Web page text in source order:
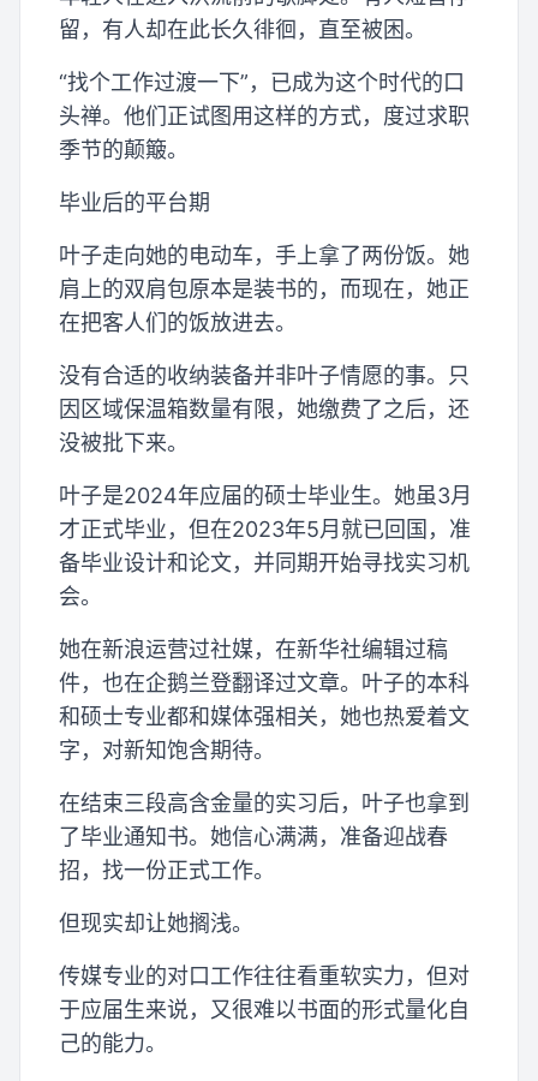
留，有人却在此长久徘徊，直至被困。
“找个工作过渡一下”，已成为这个时代的口
头禅。他们正试图用这样的方式，度过求职
季节的颠簸。
毕业后的平台期
叶子走向她的电动车，手上拿了两份饭。她
肩上的双肩包原本是装书的，而现在，她正
在把客人们的饭放进去。
没有合适的收纳装备并非叶子情愿的事。只
因区域保温箱数量有限，她缴费了之后，还
没被批下来。
叶子是2024年应届的硕士毕业生。她虽3月
才正式毕业，但在2023年5月就已回国，准
备毕业设计和论文，并同期开始寻找实习机
会。
她在新浪运营过社媒，在新华社编辑过稿
件，也在企鹅兰登翻译过文章。叶子的本科
和硕士专业都和媒体强相关，她也热爱着文
字，对新知饱含期待。
在结束三段高含金量的实习后，叶子也拿到
了毕业通知书。她信心满满，准备迎战春
招，找一份正式工作。
但现实却让她搁浅。
传媒专业的对口工作往往看重软实力，但对
于应届生来说，又很难以书面的形式量化自
己的能力。